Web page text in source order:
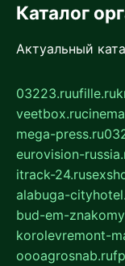
Каталог
Актуальный
03223.ruufille.ru
veetbox.ru
mega-press.ru
eurovision-
itrack-24.ru
alabuga-
bud-em-
korolevremont-
oooagrosnab.ru